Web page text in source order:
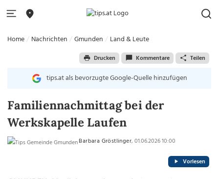
Home Nachrichten Gmunden Land & Leute
Drucken Kommentare Teilen
tips.at als bevorzugte Google-Quelle hinzufügen
Familiennachmittag bei der
Werkskapelle Laufen
Barbara Gröstlinger, 01.06.2026 10:00
Vorlesen